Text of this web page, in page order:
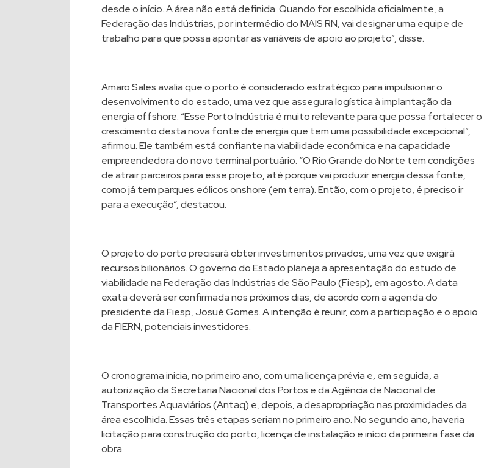
desde o início. A área não está definida. Quando for escolhida oficialmente, a
Federação das Indústrias, por intermédio do MAIS RN, vai designar uma equipe de
trabalho para que possa apontar as variáveis de apoio ao projeto”, disse.
Amaro Sales avalia que o porto é considerado estratégico para impulsionar o
desenvolvimento do estado, uma vez que assegura logística à implantação da
energia offshore. “Esse Porto Indústria é muito relevante para que possa fortalecer o
crescimento desta nova fonte de energia que tem uma possibilidade excepcional”,
afirmou. Ele também está confiante na viabilidade econômica e na capacidade
empreendedora do novo terminal portuário. “O Rio Grande do Norte tem condições
de atrair parceiros para esse projeto, até porque vai produzir energia dessa fonte,
como já tem parques eólicos onshore (em terra). Então, com o projeto, é preciso ir
para a execução”, destacou.
O projeto do porto precisará obter investimentos privados, uma vez que exigirá
recursos bilionários. O governo do Estado planeja a apresentação do estudo de
viabilidade na Federação das Indústrias de São Paulo (Fiesp), em agosto. A data
exata deverá ser confirmada nos próximos dias, de acordo com a agenda do
presidente da Fiesp, Josué Gomes. A intenção é reunir, com a participação e o apoio
da FIERN, potenciais investidores.
O cronograma inicia, no primeiro ano, com uma licença prévia e, em seguida, a
autorização da Secretaria Nacional dos Portos e da Agência de Nacional de
Transportes Aquaviários (Antaq) e, depois, a desapropriação nas proximidades da
área escolhida. Essas três etapas seriam no primeiro ano. No segundo ano, haveria
licitação para construção do porto, licença de instalação e início da primeira fase da
obra.